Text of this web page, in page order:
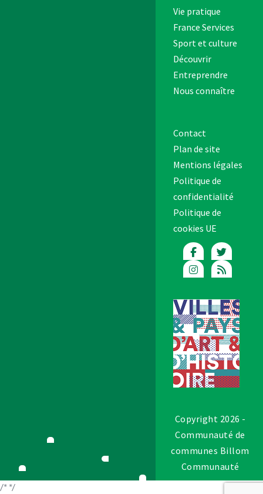
Vie pratique
France Services
Sport et culture
Découvrir
Entreprendre
Nous connaître
Contact
Plan de site
Mentions légales
Politique de
confidentialité
Politique de
cookies UE
Copyright 2026 -
Communauté de
communes Billom
Communauté
/* */